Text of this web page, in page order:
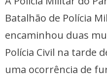
Batalhão de Polícia
encaminhou duas
Polícia Civil na tarde
uma ocorrência de